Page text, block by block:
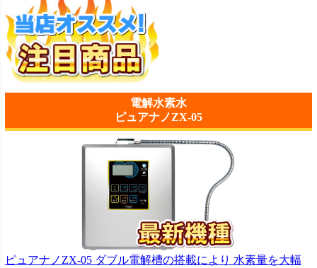
電解水素水
ピュアナノZX-05
ピュアナノZX-05 ダブル電解槽の搭載により 水素量を大幅